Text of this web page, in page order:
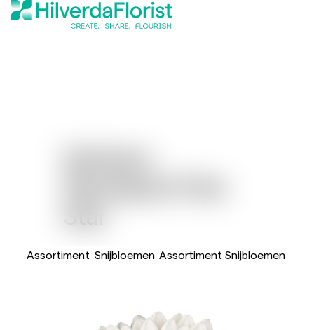
Assortiment Snijbloemen Assortiment Snijbloemen